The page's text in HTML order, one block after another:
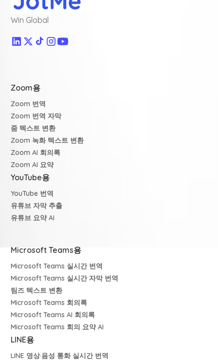
Win Global
Zoom용
Zoom 번역
Zoom 번역 자막
줌 텍스트 변환
Zoom 녹화 텍스트 변환
Zoom AI 회의록
Zoom AI 요약
YouTube용
YouTube 번역
유튜브 자막 추출
유튜브 요약 AI
Microsoft Teams용
Microsoft Teams 실시간 번역
Microsoft Teams 실시간 자막 번역
팀즈 텍스트 변환
Microsoft Teams 회의록
Microsoft Teams AI 회의록
Microsoft Teams 회의 요약 AI
LINE용
LINE 영상·음성 통화 실시간 번역